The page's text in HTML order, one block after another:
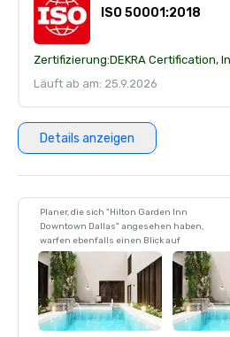
ISO 50001:2018
Zertifizierung:DEKRA Certification,
Läuft ab am: 25.9.2026
Details anzeigen
Planer, die sich "Hilton Garden Inn
Downtown Dallas" angesehen haben,
warfen ebenfalls einen Blick auf